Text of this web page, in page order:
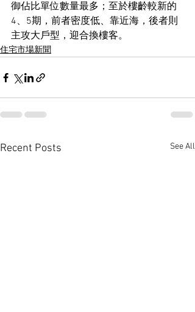
御佔比單位數量最多；至於樓齡較新的
4、5期，前者密度低、靠近海，後者則
主攻大戶型，迎合換樓客。
住宅市場新聞
Recent Posts See All